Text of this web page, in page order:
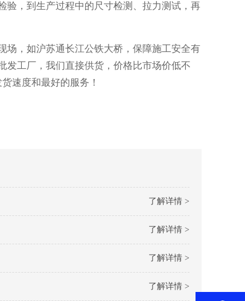
验，到生产过程中的尺寸检测、拉力测试，再
场，如沪苏通长江公铁大桥，保障施工安全有
发工厂，我们直接供货，价格比市场价低不
速度和最好的服务！
了解详情 >
了解详情 >
了解详情 >
了解详情 >